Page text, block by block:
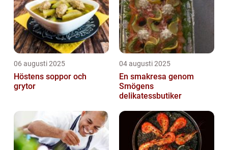
06 augusti 2025
Höstens soppor och
grytor
04 augusti 2025
En smakresa genom
Smögens
delikatessbutiker